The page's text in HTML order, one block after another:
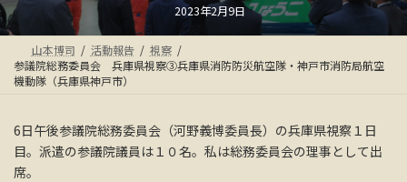
最
終
更
新
日
時
:
2023年2月9日
山本博司 活動報告
視察
参議院総務委員会 兵庫県視察③兵庫県消防防災航空隊・神戸市消防局航空
機動隊（兵庫県神戸市）
6日午後参議院総務委員会（河野義博委員長）の兵庫県視察１日
目。派遣の参議院議員は１０名。私は総務委員会の理事として出
席。